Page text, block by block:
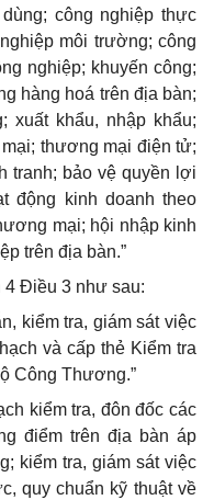
công nghiệp thực
môi trường; công
nghiệp; khuyến công;
hàng hoá trên địa bàn;
xuất khẩu, nhập khẩu;
thương mại điện tử;
tranh; bảo vệ quyền lợi
động kinh doanh theo
mại; hội nhập kinh
trên địa bàn.”
4 Điều 3 như sau:
kiểm tra, giám sát việc
và cấp thẻ Kiểm tra
Công Thương.”
kiểm tra, đôn đốc các
điểm trên địa bàn áp
kiểm tra, giám sát việc
quy chuẩn kỹ thuật về